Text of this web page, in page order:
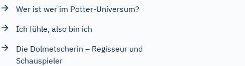
Wer ist wer im Potter-Universum?
Ich fühle, also bin ich
Die Dolmetscherin – Regisseur und
Schauspieler